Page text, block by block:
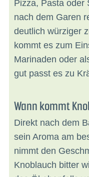
Pizza, Pasta oder
nach dem Garen
deutlich würziger
kommt es zum
Marinaden oder
gut passt es zu
Wann kommt
Direkt nach dem
sein Aroma am
nimmt den
Knoblauch bitter